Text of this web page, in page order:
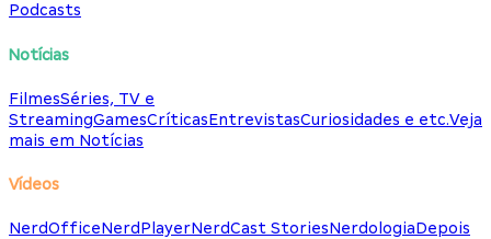
Podcasts
Notícias
FilmesSéries, TV e
StreamingGamesCríticasEntrevistasCuriosidades e etc.Veja
mais em Notícias
Vídeos
NerdOfficeNerdPlayerNerdCast StoriesNerdologiaDepois